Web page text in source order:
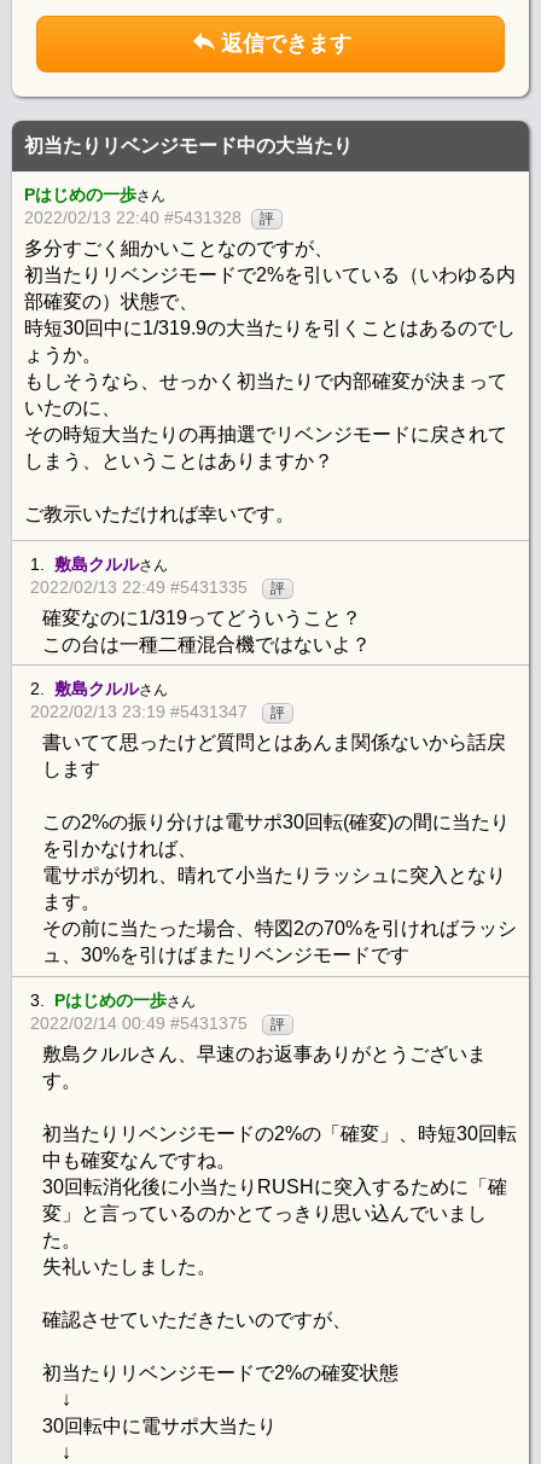
返信できます
初当たりリベンジモード中の大当たり
Pはじめの一歩さん
2022/02/13 22:40 #5431328 評
多分すごく細かいことなのですが、
初当たりリベンジモードで2%を引いている（いわゆる内
部確変の）状態で、
時短30回中に1/319.9の大当たりを引くことはあるのでし
ょうか。
もしそうなら、せっかく初当たりで内部確変が決まって
いたのに、
その時短大当たりの再抽選でリベンジモードに戻されて
しまう、ということはありますか？
ご教示いただければ幸いです。
1. 敷島クルルさん
2022/02/13 22:49 #5431335 評
確変なのに1/319ってどういうこと？
この台は一種二種混合機ではないよ？
2. 敷島クルルさん
2022/02/13 23:19 #5431347 評
書いてて思ったけど質問とはあんま関係ないから話戻
します
この2%の振り分けは電サポ30回転(確変)の間に当たり
を引かなければ、
電サポが切れ、晴れて小当たりラッシュに突入となり
ます。
その前に当たった場合、特図2の70%を引ければラッシ
ュ、30%を引けばまたリベンジモードです
3. Pはじめの一歩さん
2022/02/14 00:49 #5431375 評
敷島クルルさん、早速のお返事ありがとうございま
す。
初当たりリベンジモードの2%の「確変」、時短30回転
中も確変なんですね。
30回転消化後に小当たりRUSHに突入するために「確
変」と言っているのかとてっきり思い込んでいまし
た。
失礼いたしました。
確認させていただきたいのですが、
初当たりリベンジモードで2%の確変状態
↓
30回転中に電サポ大当たり
↓